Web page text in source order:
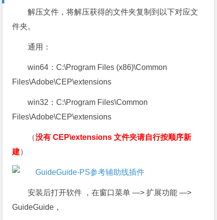
解压文件，将解压获得的文件夹复制到以下对应文
件夹。
通用：
win64：C:\Program Files (x86)\Common
Files\Adobe\CEP\extensions
win32：C:\Program Files\Common
Files\Adobe\CEP\extensions
（没有 CEP\extensions 文件夹请自行按顺序新
建）
安装后打开软件 ，在窗口菜单 —> 扩展功能 —>
GuideGuide，